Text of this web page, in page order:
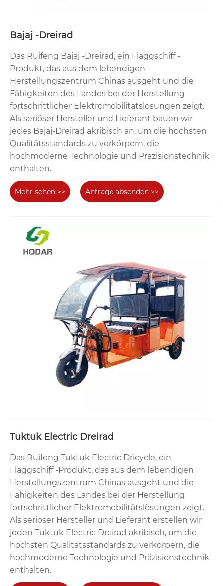
Bajaj -Dreirad
Das Ruifeng Bajaj -Dreirad, ein Flaggschiff -
Produkt, das aus dem lebendigen
Herstellungszentrum Chinas ausgeht und die
Fähigkeiten des Landes bei der Herstellung
fortschrittlicher Elektromobilitätslösungen zeigt.
Als seriöser Hersteller und Lieferant bauen wir
jedes Bajaj-Dreirad akribisch an, um die höchsten
Qualitätsstandards zu verkörpern, die
hochmoderne Technologie und Präzisionstechnik
enthalten.
Mehr sehen >> Anfrage absenden >>
Tuktuk Electric Dreirad
Das Ruifeng Tuktuk Electric Dricycle, ein
Flaggschiff -Produkt, das aus dem lebendigen
Herstellungszentrum Chinas ausgeht und die
Fähigkeiten des Landes bei der Herstellung
fortschrittlicher Elektromobilitätslösungen zeigt.
Als seriöser Hersteller und Lieferant erstellen wir
jeden Tuktuk Electric Dreirad akribisch, um die
höchsten Qualitätsstandards zu verkörpern, die
hochmoderne Technologie und Präzisionstechnik
enthalten.